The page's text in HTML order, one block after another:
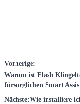
Vorherige:
Warum ist Flash
fürsorglichen Smart
Nächste:Wie installiere